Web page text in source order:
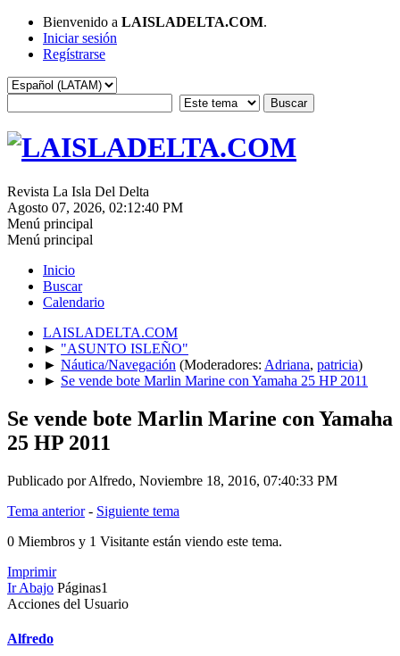
Bienvenido a LAISLADELTA.COM.
Iniciar sesión
Regístrarse
Revista La Isla Del Delta
Agosto 07, 2026, 02:12:40 PM
Menú principal
Menú principal
Inicio
Buscar
Calendario
LAISLADELTA.COM
► "ASUNTO ISLEÑO"
► Náutica/Navegación (Moderadores: Adriana, patricia)
► Se vende bote Marlin Marine con Yamaha 25 HP 2011
Se vende bote Marlin Marine con Yamaha
25 HP 2011
Publicado por Alfredo, Noviembre 18, 2016, 07:40:33 PM
Tema anterior- Siguiente tema
0 Miembros y 1 Visitante están viendo este tema.
Imprimir
Ir Abajo Páginas1
Acciones del Usuario
Alfredo